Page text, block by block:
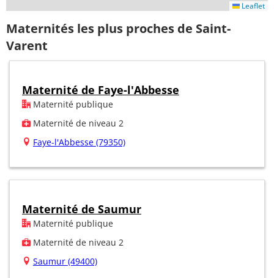
Leaflet
Maternités les plus proches de Saint-
Varent
Maternité de Faye-l'Abbesse
Maternité publique
Maternité de niveau 2
Faye-l'Abbesse (79350)
Maternité de Saumur
Maternité publique
Maternité de niveau 2
Saumur (49400)